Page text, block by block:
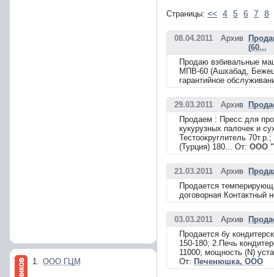
1. ООО ГЦМ
Страницы: << 4 5 6 7 8
08.04.2011 Архив
(60...
Продаю взбивальные
МПВ-60 (Ашхабад,
гарантийное
29.03.2011 Архив
Продаем : Пресс для
кукурузных палочек и
Тестоокруглитель
(Турция) 180... От: ООО
21.03.2011 Архив
Продается
договорная
03.03.2011 Архив
Продается бу
150-180; 2.Печь
11000; мощность (N)
От: Печенюшка, ООО